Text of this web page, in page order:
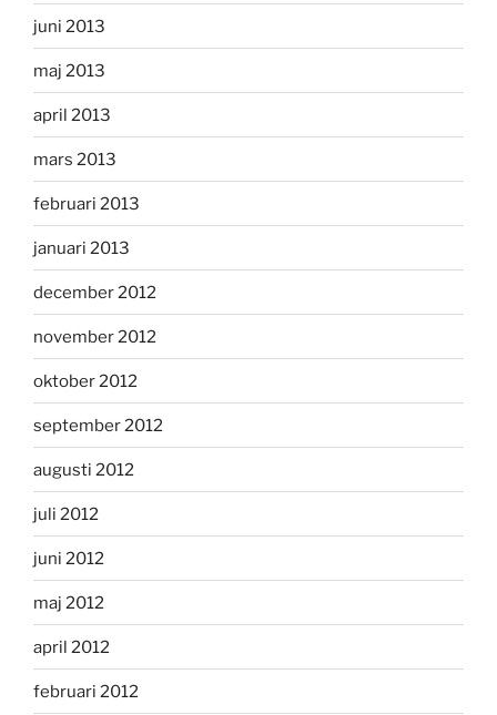
juni 2013
maj 2013
april 2013
mars 2013
februari 2013
januari 2013
december 2012
november 2012
oktober 2012
september 2012
augusti 2012
juli 2012
juni 2012
maj 2012
april 2012
februari 2012